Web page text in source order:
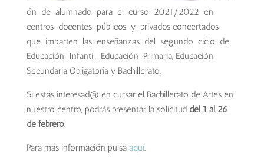
ón de alumnado para el curso 2021/2022 en
centros docentes públicos y privados concertados
que imparten las enseñanzas del segundo ciclo de
Educación Infantil, Educación Primaria, Educación
Secundaria Obligatoria y Bachillerato.
Si estás interesad@ en cursar el Bachillerato de Artes en
nuestro centro, podrás presentar la solicitud del 1 al 26
de febrero.
Para más información pulsa aquí.